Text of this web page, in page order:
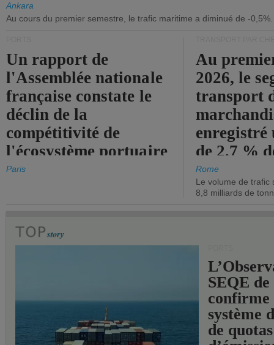
Ankara
Au cours du premier semestre, le trafic maritime a diminué de -0,5%.
Un rapport de
l'Assemblée nationale
française constate le
déclin de la
compétitivité de
l'écosystème portuaire
de l'État.
Paris
Au
2026, le
transport
enregistré
de 2,7 %
chiffre
Rome
Le volume de trafic
8,8 milliards de
SEQE de
confirme
système
de quotas